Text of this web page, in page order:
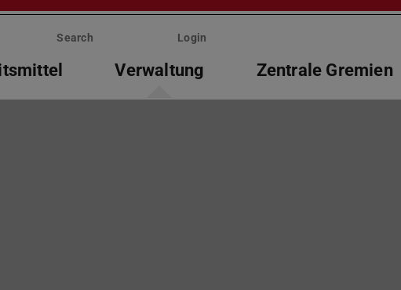
Search Login
Verwaltung Zentrale Gremien